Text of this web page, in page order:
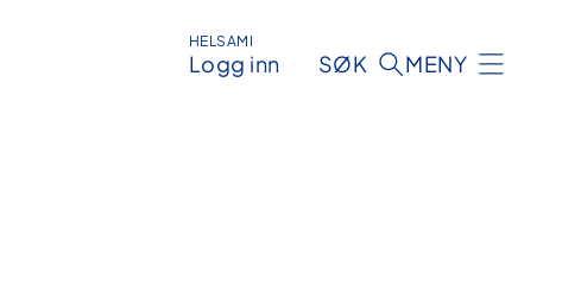
HELSAMI
Logg inn SØK MENY